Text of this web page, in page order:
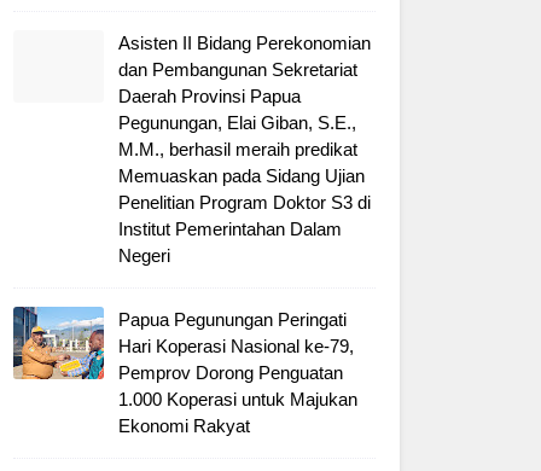
Asisten II Bidang Perekonomian
dan Pembangunan Sekretariat
Daerah Provinsi Papua
Pegunungan, Elai Giban, S.E.,
M.M., berhasil meraih predikat
Memuaskan pada Sidang Ujian
Penelitian Program Doktor S3 di
Institut Pemerintahan Dalam
Negeri
Papua Pegunungan Peringati
Hari Koperasi Nasional ke-79,
Pemprov Dorong Penguatan
1.000 Koperasi untuk Majukan
Ekonomi Rakyat